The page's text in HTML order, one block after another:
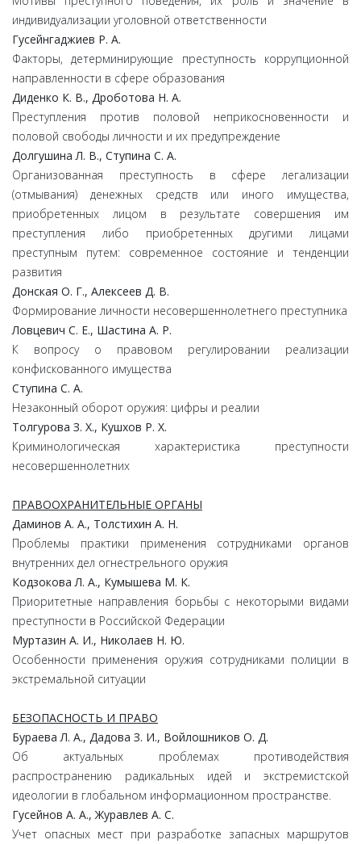
индивидуализации уголовной ответственности
Гусейнгаджиев Р. А.
Факторы, детерминирующие преступность коррупционной
направленности в сфере образования
Диденко К. В., Дроботова Н. А.
Преступления против половой неприкосновенности и
половой свободы личности и их предупреждение
Долгушина Л. В., Ступина С. А.
Организованная преступность в сфере легализации
(отмывания) денежных средств или иного имущества,
приобретенных лицом в результате совершения им
преступления либо приобретенных другими лицами
преступным путем: современное состояние и тенденции
развития
Донская О. Г., Алексеев Д. В.
Формирование личности несовершеннолетнего преступника
Ловцевич С. Е., Шастина А. Р.
К вопросу о правовом регулировании реализации
конфискованного имущества
Ступина С. А.
Незаконный оборот оружия: цифры и реалии
Толгурова З. Х., Кушхов Р. Х.
Криминологическая характеристика преступности
несовершеннолетних
ПРАВООХРАНИТЕЛЬНЫЕ ОРГАНЫ
Даминов А. А., Толстихин А. Н.
Проблемы практики применения сотрудниками органов
внутренних дел огнестрельного оружия
Кодзокова Л. А., Кумышева М. К.
Приоритетные направления борьбы с некоторыми видами
преступности в Российской Федерации
Муртазин А. И., Николаев Н. Ю.
Особенности применения оружия сотрудниками полиции в
экстремальной ситуации
БЕЗОПАСНОСТЬ И ПРАВО
Бураева Л. А., Дадова З. И., Войлошников О. Д.
Об актуальных проблемах противодействия
распространению радикальных идей и экстремистской
идеологии в глобальном информационном пространстве.
Гусейнов А. А., Журавлев А. С.
Учет опасных мест при разработке запасных маршрутов